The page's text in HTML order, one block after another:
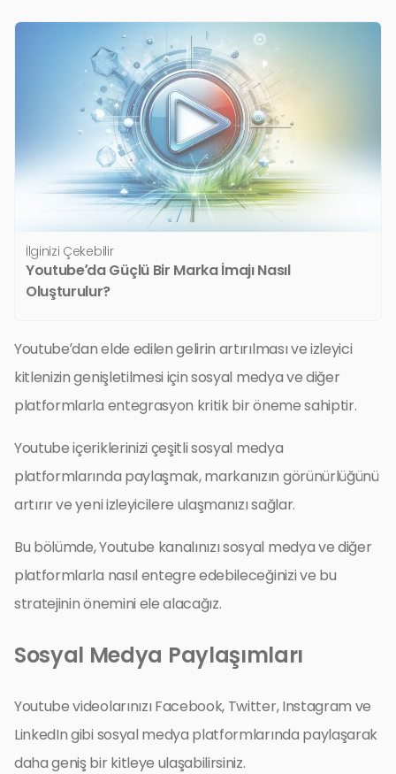
İlginizi Çekebilir
Youtube’da Güçlü Bir Marka İmajı Nasıl
Oluşturulur?
Youtube’dan elde edilen gelirin artırılması ve izleyici
kitlenizin genişletilmesi için sosyal medya ve diğer
platformlarla entegrasyon kritik bir öneme sahiptir.
Youtube içeriklerinizi çeşitli sosyal medya
platformlarında paylaşmak, markanızın görünürlüğünü
artırır ve yeni izleyicilere ulaşmanızı sağlar.
Bu bölümde, Youtube kanalınızı sosyal medya ve diğer
platformlarla nasıl entegre edebileceğinizi ve bu
stratejinin önemini ele alacağız.
Sosyal Medya Paylaşımları
Youtube videolarınızı Facebook, Twitter, Instagram ve
LinkedIn gibi sosyal medya platformlarında paylaşarak
daha geniş bir kitleye ulaşabilirsiniz.